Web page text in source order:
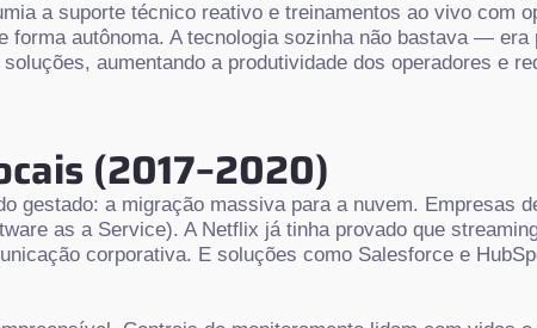
a suporte técnico reativo e treinamentos ao vivo com
forma autônoma. A tecnologia sozinha não bastava — era
aumentando a produtividade dos operadores e
(2017–2020)
gestado: a migração massiva para a nuvem. Empresas
as a Service). A Netflix já tinha provado que
corporativa. E soluções como Salesforce e